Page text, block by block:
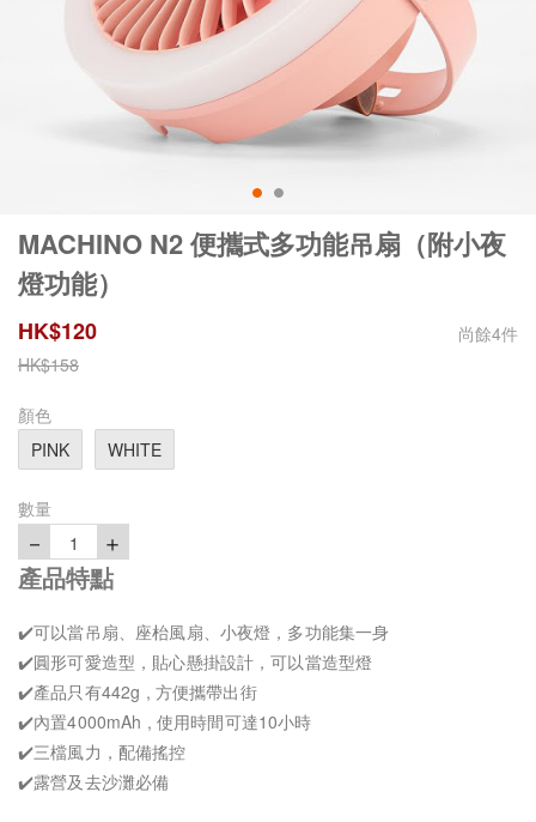
MACHINO N2 便攜式多功能吊扇（附小夜
燈功能）
HK$120 尚餘4件
HK$158
顏色
PINK
WHITE
數量
－ 1 ＋
產品特點
✔️可以當吊扇、座枱風扇、小夜燈，多功能集一身
✔️圓形可愛造型，貼心懸掛設計，可以當造型燈
✔️產品只有442g , 方便攜帶出街
✔️內置4000mAh , 使用時間可達10小時
✔️三檔風力，配備搖控
✔️露營及去沙灘必備